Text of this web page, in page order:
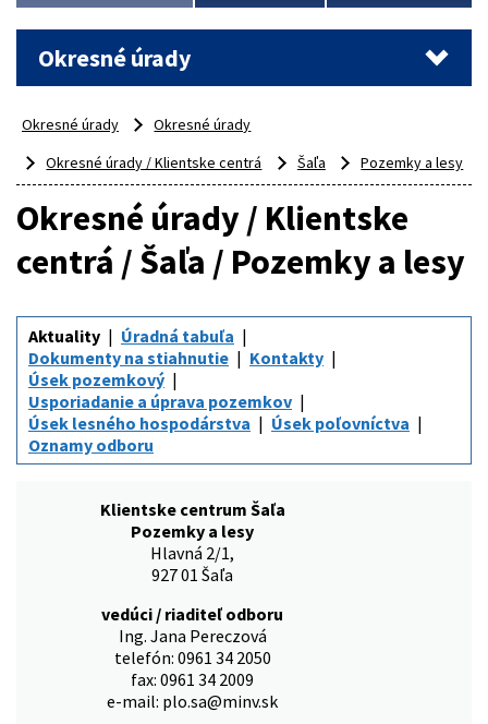
Okresné úrady
Okresné úrady
Okresné úrady
Okresné úrady / Klientske centrá
Šaľa Pozemky a lesy
Okresné úrady / Klientske
centrá / Šaľa / Pozemky a lesy
Aktuality
Úradná tabuľa
Dokumenty na stiahnutie
Kontakty
Úsek pozemkový
Usporiadanie a úprava pozemkov
Úsek lesného hospodárstva
Úsek poľovníctva
Oznamy odboru
Klientske centrum Šaľa
Pozemky a lesy
Hlavná 2/1,
927 01 Šaľa
vedúci / riaditeľ odboru
Ing. Jana Pereczová
telefón: 0961 34 2050
fax: 0961 34 2009
e-mail: plo.sa@minv.sk